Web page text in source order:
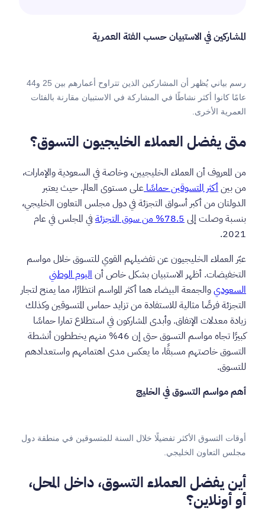
المشاركين في الاستبيان حسب الفئة العمرية
رسم بياني يُظهر أن المشاركين الذين تتراوح أعمارهم بين 25 و44
عامًا كانوا أكثر نشاطًا في المشاركة في الاستبيان مقارنة بالفئات
العمرية الأخرى.
متى يفضل العملاء الخليجيون التسوق؟
من المعروف أن العملاء الخليجيين، وخاصة في السعودية والإمارات،
من بينأكثر المتسوقين حماسًاعلى مستوى العالم. حيث يعتبر
الدولتان من أكبر أسواق التجزئة في دول مجلس التعاون الخليجي،
بنسبة وصلت إلى78.5% من سوق التجزئة
في المجلس في عام
2021.
عبّر العملاء الخليجيون عن تفضيلهم القوي للتسوق خلال مواسم
التخفيضات. أظهر الاستبيان بشكل خاص أناليوم الوطني
السعوديوالجمعة البيضاء هما أكثر المواسم انتظارًا، مما يمنح لتجار
التجزئة فرصًا مثالية للاستفادة من تزايد حماس المتسوقين وكذلك
زيادة معدلات الإنفاق. وأبدى المشاركون في استطلاع تمارا حماسًا
كبيرًا تجاه مواسم التسوق حتى إن 46% منهم يخططون أنشطة
التسوق خاصتهم مسبقًا، ما يعكس مدى اهتمامهم واستعدادهم
للتسوق.
أهم مواسم التسوق في الخليج
أوقات التسوق الأكثر تفضيلًا خلال السنة للمتسوقين في منطقة دول
مجلس التعاون الخليجي.
أين يفضل العملاء التسوق، داخل المحل،
أو أونلاين؟